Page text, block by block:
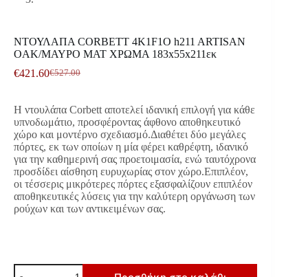
ΝΤΟΥΛΑΠΑ CORBETT 4K1F1O h211 ARTISAN
OAK/ΜΑΥΡΟ ΜΑΤ ΧΡΩΜΑ 183x55x211εκ
€527.00
Original
was:
€527.00.
€421.60Η
τιμή
είναι:
€421.60.
Η ντουλάπα Corbett αποτελεί ιδανική επιλογή για κάθε
υπνοδωμάτιο, προσφέροντας άφθονο αποθηκευτικό
χώρο και μοντέρνο σχεδιασμό.Διαθέτει δύο μεγάλες
πόρτες, εκ των οποίων η μία φέρει καθρέφτη, ιδανικό
για την καθημερινή σας προετοιμασία, ενώ ταυτόχρονα
προσδίδει αίσθηση ευρυχωρίας στον χώρο.Επιπλέον,
οι τέσσερις μικρότερες πόρτες εξασφαλίζουν επιπλέον
αποθηκευτικές λύσεις για την καλύτερη οργάνωση των
ρούχων και των αντικειμένων σας.
ΝΤΟΥΛΑΠΑ